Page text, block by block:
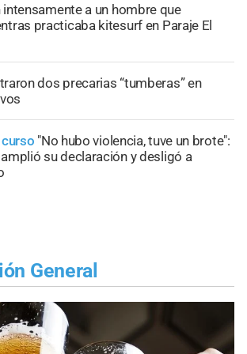
intensamente a un hombre que
practicaba kitesurf en Paraje El
dos precarias “tumberas” en
"No hubo violencia, tuve un brote":
su declaración y desligó a
General